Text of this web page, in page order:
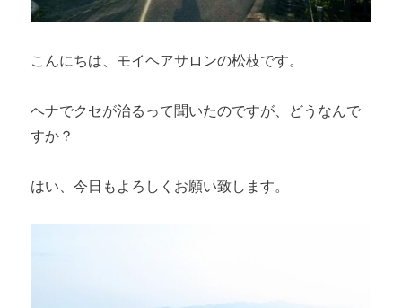
こんにちは、モイヘアサロンの松枝です。
ヘナでクセが治るって聞いたのですが、どうなんで
すか？
はい、今日もよろしくお願い致します。